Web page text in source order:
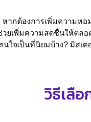
กต้องการเพิ่มความหอมภ
วยเพิ่มความสดชื่นให้ตล
นใจเป็นที่นิยมบ้าง? มิสเ
วิธีเลื